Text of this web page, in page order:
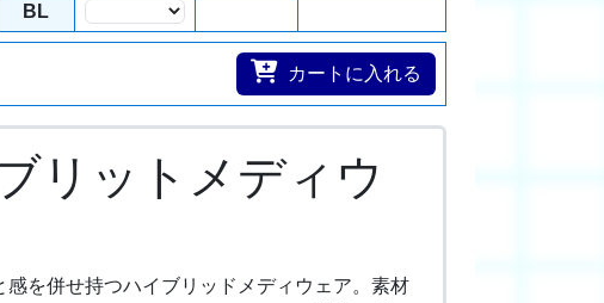
BL
カートに入れる
リットメディウ
を併せ持つハイブリッドメディウェア。素材